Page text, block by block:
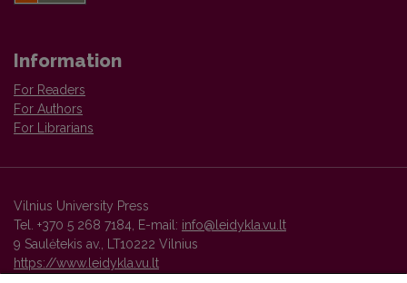
Information
For Readers
For Authors
For Librarians
Vilnius University Press
Tel. +370 5 268 7184, E-mail: info@leidykla.vu.lt
9 Saulėtekis av., LT10222 Vilnius
https://www.leidykla.vu.lt